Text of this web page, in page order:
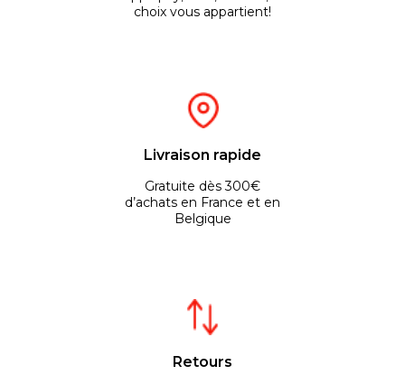
choix vous appartient!
Livraison rapide
Gratuite dès 300€
d’achats en France et en
Belgique
Retours